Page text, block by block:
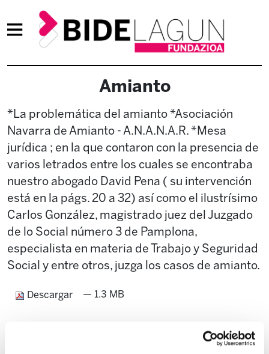
Amianto
*La problemática del amianto *Asociación
Navarra de Amianto - A.N.A.N.A.R. *Mesa
jurídica ; en la que contaron con la presencia de
varios letrados entre los cuales se encontraba
nuestro abogado David Pena ( su intervención
está en la págs. 20 a 32) así como el ilustrísimo
Carlos González, magistrado juez del Juzgado
de lo Social número 3 de Pamplona,
especialista en materia de Trabajo y Seguridad
Social y entre otros, juzga los casos de amianto.
Descargar — 1.3 MB